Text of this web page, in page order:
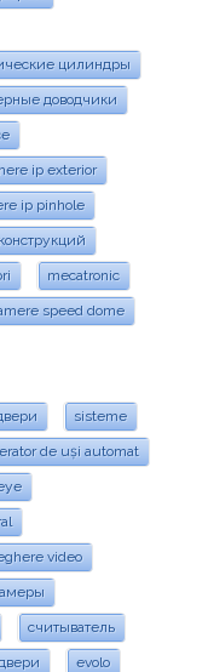
цилиндры
доводчики
ip exterior
ip pinhole
mecatronic
speed dome
sisteme
de uși automat
video
считыватель
evolo